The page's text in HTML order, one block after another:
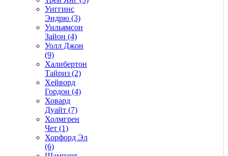
Уиггинс
Эндрю (3)
Уильямсон
Зайон (4)
Уолл Джон
(9)
Халибертон
Тайриз (2)
Хейворд
Гордон (4)
Ховард
Дуайт (7)
Холмгрен
Чет (1)
Хорфорд Эл
(6)